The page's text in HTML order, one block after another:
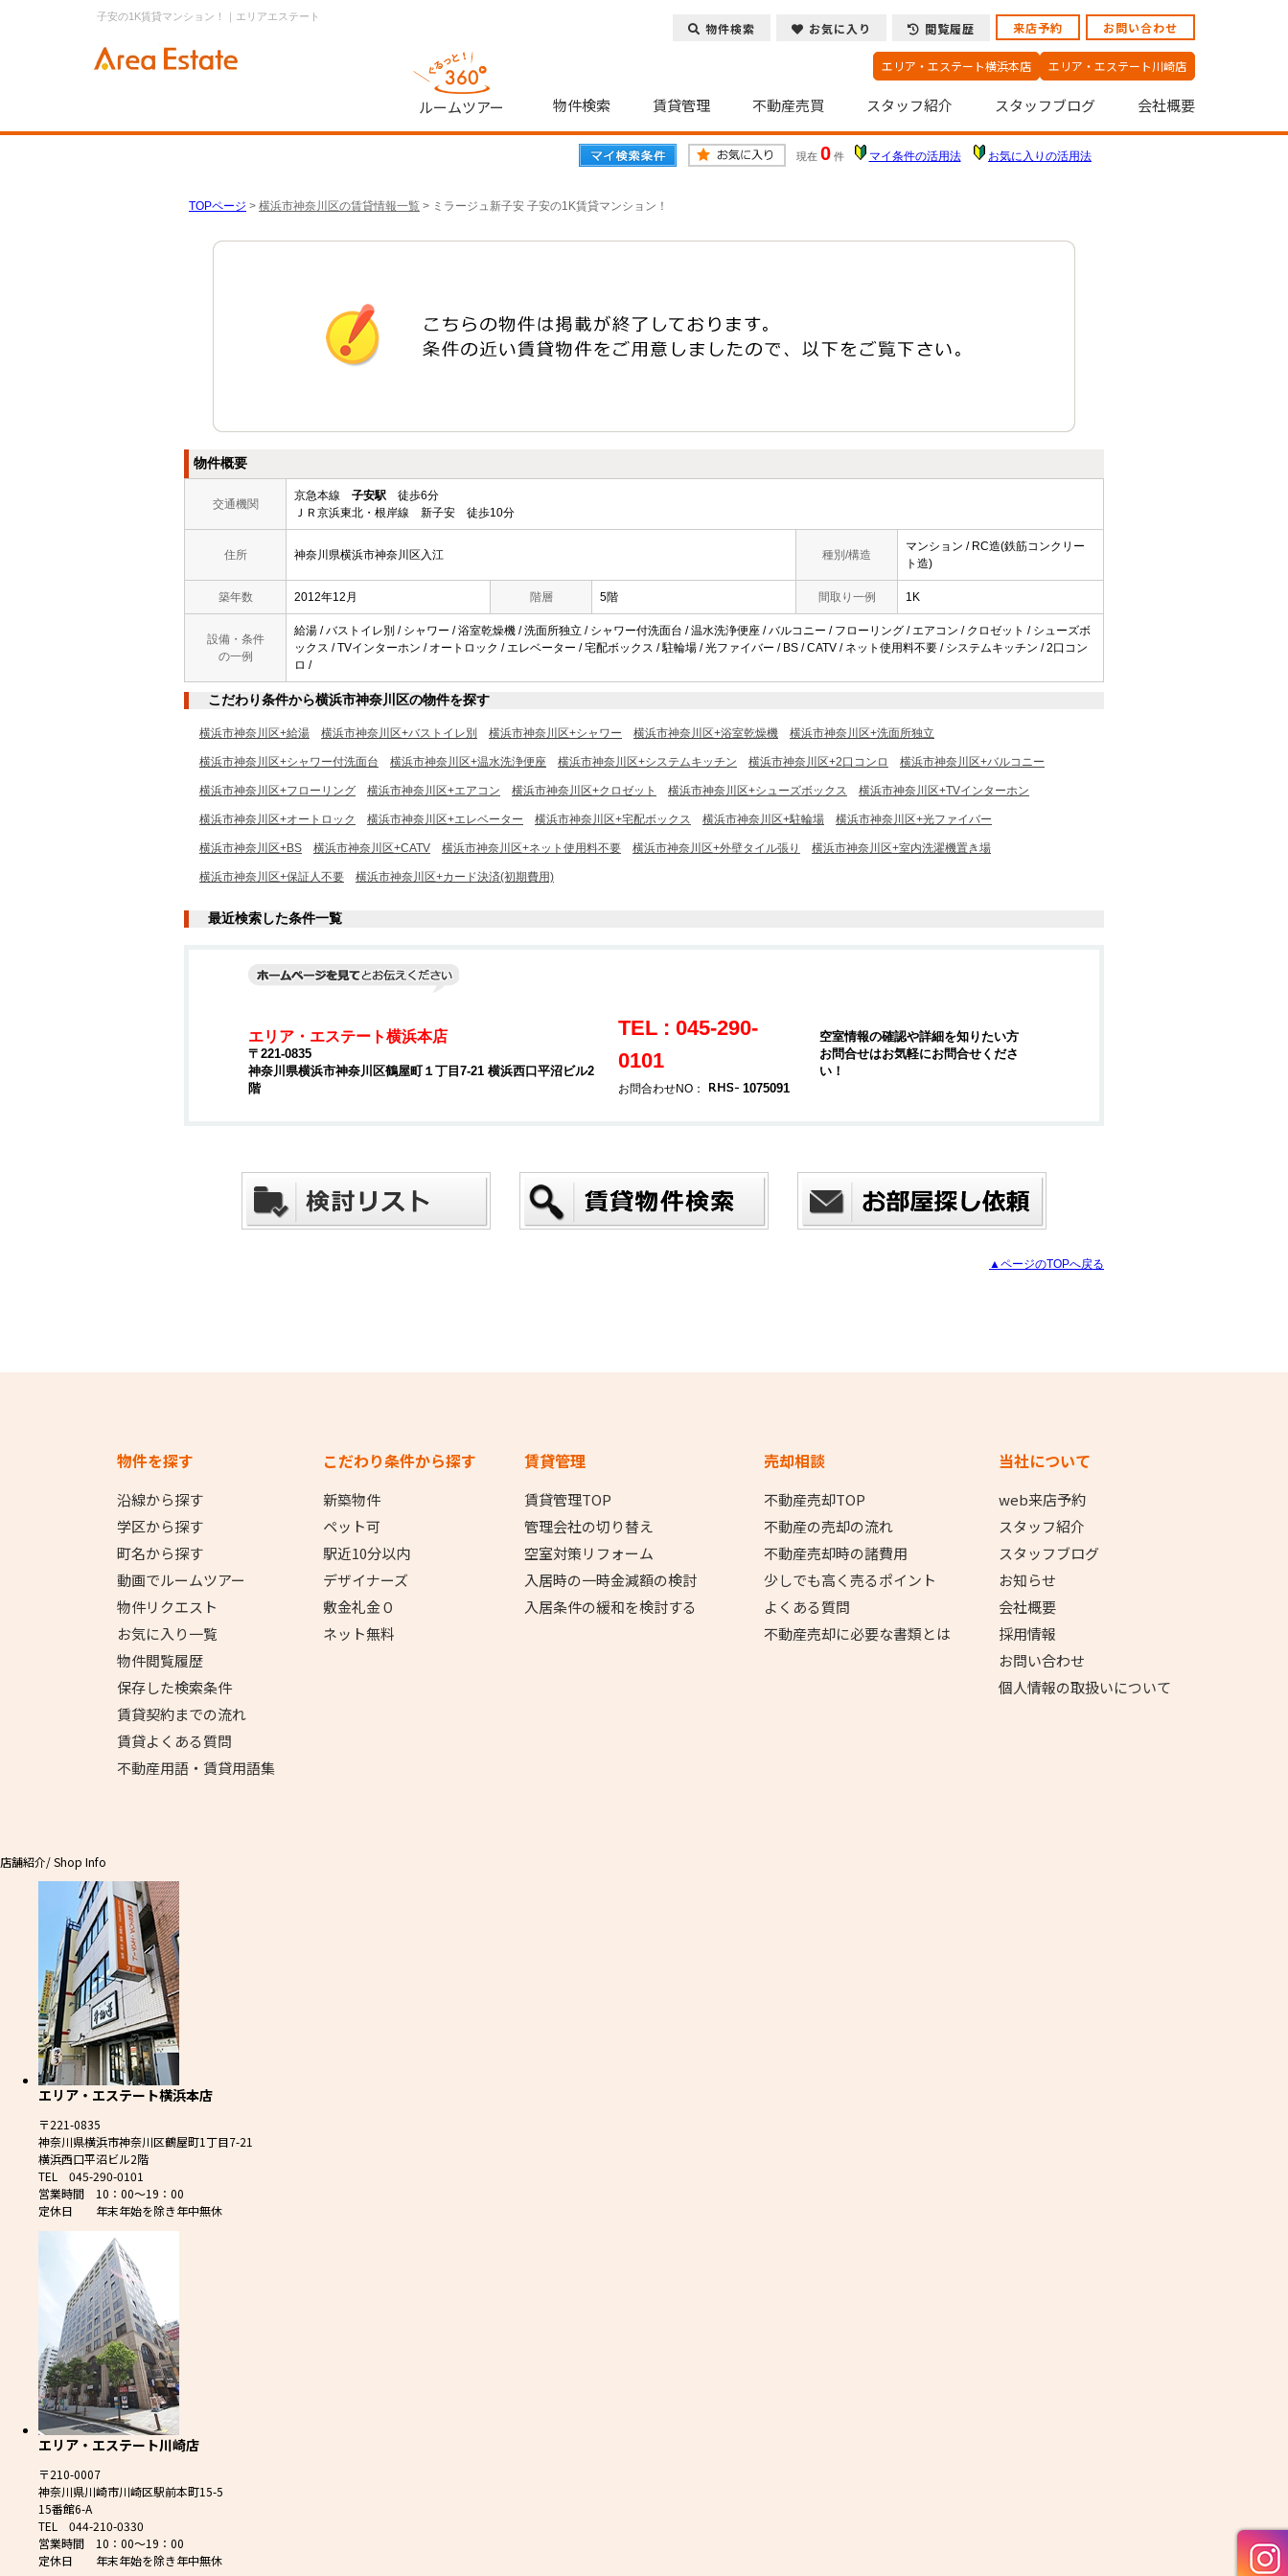
子安の1K賃貸マンション！｜エリアエステート
物件検索 お気に入り 閲覧履歴 来店予約 お問い合わせ
エリア・エステート横浜本店 エリア・エステート川崎店
ルームツアー 物件検索 賃貸管理 不動産売買 スタッフ紹介 スタッフブログ 会社概要
現在 0 件 マイ条件の活用法 お気に入りの活用法
TOPページ > 横浜市神奈川区の賃貸情報一覧 > ミラージュ新子安 子安の1K賃貸マンション！
物件概要
交通機関
京急本線 子安駅 徒歩6分
ＪＲ京浜東北・根岸線 新子安 徒歩10分
住所 神奈川県横浜市神奈川区入江 種別/構造
マンション / RC造(鉄筋コンクリー
ト造)
築年数 2012年12月 階層 5階 間取り一例 1K
設備・条件
の一例
給湯 / バストイレ別 / シャワー / 浴室乾燥機 / 洗面所独立 / シャワー付洗面台 / 温水洗浄便座 / バルコニー / フローリング / エアコン / クロゼット / シューズボ
ックス / TVインターホン / オートロック / エレベーター / 宅配ボックス / 駐輪場 / 光ファイバー / BS / CATV / ネット使用料不要 / システムキッチン / 2口コン
ロ /
こだわり条件から横浜市神奈川区の物件を探す
横浜市神奈川区+給湯 横浜市神奈川区+バストイレ別 横浜市神奈川区+シャワー 横浜市神奈川区+浴室乾燥機 横浜市神奈川区+洗面所独立
横浜市神奈川区+シャワー付洗面台 横浜市神奈川区+温水洗浄便座 横浜市神奈川区+システムキッチン 横浜市神奈川区+2口コンロ 横浜市神奈川区+バルコニー
横浜市神奈川区+フローリング 横浜市神奈川区+エアコン 横浜市神奈川区+クロゼット 横浜市神奈川区+シューズボックス 横浜市神奈川区+TVインターホン
横浜市神奈川区+オートロック 横浜市神奈川区+エレベーター 横浜市神奈川区+宅配ボックス 横浜市神奈川区+駐輪場 横浜市神奈川区+光ファイバー
横浜市神奈川区+BS 横浜市神奈川区+CATV 横浜市神奈川区+ネット使用料不要 横浜市神奈川区+外壁タイル張り 横浜市神奈川区+室内洗濯機置き場
横浜市神奈川区+保証人不要 横浜市神奈川区+カード決済(初期費用)
最近検索した条件一覧
エリア・エステート横浜本店
〒221-0835
神奈川県横浜市神奈川区鶴屋町１丁目7-21 横浜西口平沼ビル2
階
TEL : 045-290-
0101
お問合わせNO： 1075091
空室情報の確認や詳細を知りたい方
お問合せはお気軽にお問合せくださ
い！
▲ページのTOPへ戻る
物件を探す
沿線から探す
学区から探す
町名から探す
動画でルームツアー
物件リクエスト
お気に入り一覧
物件閲覧履歴
保存した検索条件
賃貸契約までの流れ
賃貸よくある質問
不動産用語・賃貸用語集
こだわり条件から探す
新築物件
ペット可
駅近10分以内
デザイナーズ
敷金礼金０
ネット無料
賃貸管理
賃貸管理TOP
管理会社の切り替え
空室対策リフォーム
入居時の一時金減額の検討
入居条件の緩和を検討する
売却相談
不動産売却TOP
不動産の売却の流れ
不動産売却時の諸費用
少しでも高く売るポイント
よくある質問
不動産売却に必要な書類とは
当社について
web来店予約
スタッフ紹介
スタッフブログ
お知らせ
会社概要
採用情報
お問い合わせ
個人情報の取扱いについて
店舗紹介/ Shop Info
エリア・エステート横浜本店
〒221-0835
神奈川県横浜市神奈川区鶴屋町1丁目7-21
横浜西口平沼ビル2階
TEL 045-290-0101
営業時間 10：00～19：00
定休日 年末年始を除き年中無休
エリア・エステート川崎店
〒210-0007
神奈川県川崎市川崎区駅前本町15-5
15番館6-A
TEL 044-210-0330
営業時間 10：00～19：00
定休日 年末年始を除き年中無休